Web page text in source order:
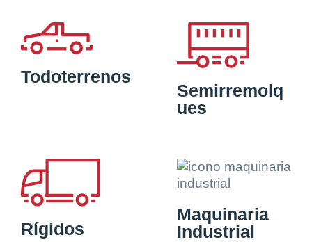
Todoterrenos
Semirremolq
ues
Rígidos
Maquinaria
Industrial